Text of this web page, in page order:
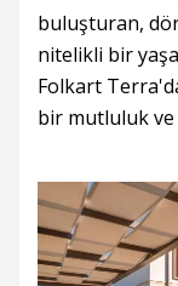
buluşturan,
nitelikli bir
Folkart
bir mutluluk ve